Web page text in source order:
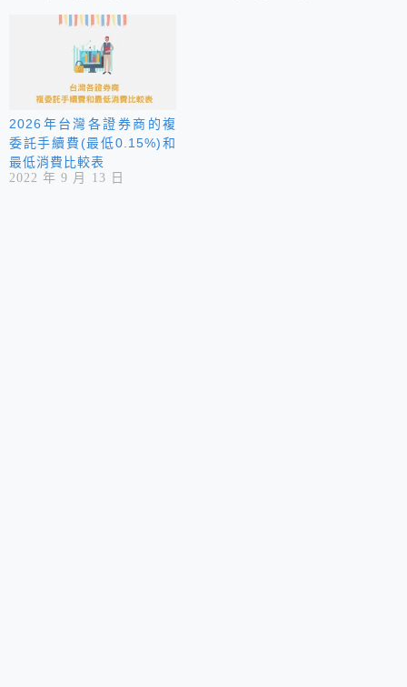
2026年台灣各證券商的複
委託手續費(最低0.15%)和
最低消費比較表
2022 年 9 月 13 日